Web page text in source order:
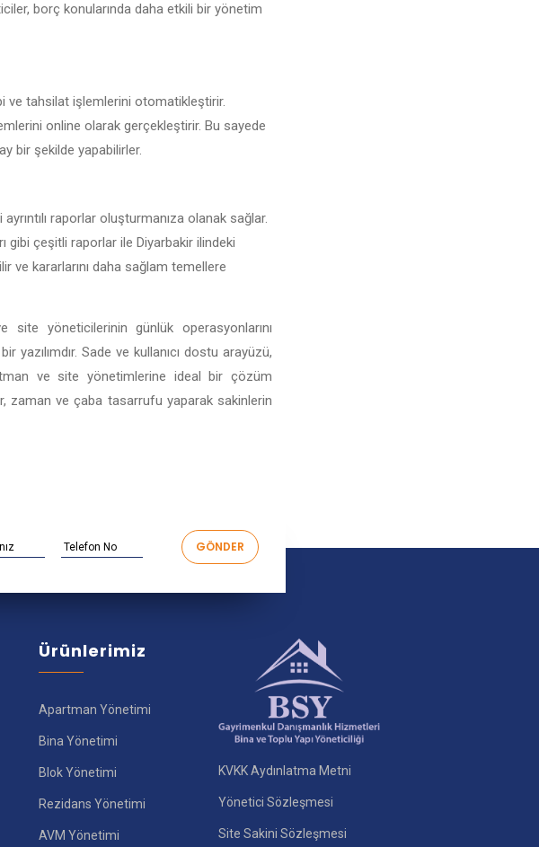
borç konularında daha etkili bir yönetim
ve tahsilat işlemlerini otomatikleştirir.
online olarak gerçekleştirir. Bu sayede
bir şekilde yapabilirler.
raporlar oluşturmanıza olanak sağlar.
gibi çeşitli raporlar ile Diyarbakir ilindeki
ve kararlarını daha sağlam temellere
yöneticilerinin günlük operasyonlarını
Sade ve kullanıcı dostu arayüzü,
ve site yönetimlerine ideal bir çözüm
zaman ve çaba tasarrufu yaparak sakinlerin
Ürünlerimiz
Apartman Yönetimi
Bina Yönetimi
Blok Yönetimi
Rezidans Yönetimi
AVM Yönetimi
KVKK Aydınlatma Metni
Yönetici Sözleşmesi
Site Sakini Sözleşmesi